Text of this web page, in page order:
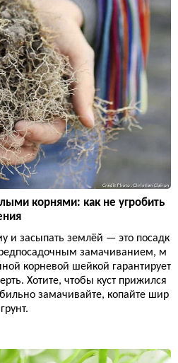
корнями: как не угробить
и засыпать землёй — это посадк
замачиванием, м
корневой шейкой гарантирует
Хотите, чтобы куст прижился
замачивайте, копайте шир